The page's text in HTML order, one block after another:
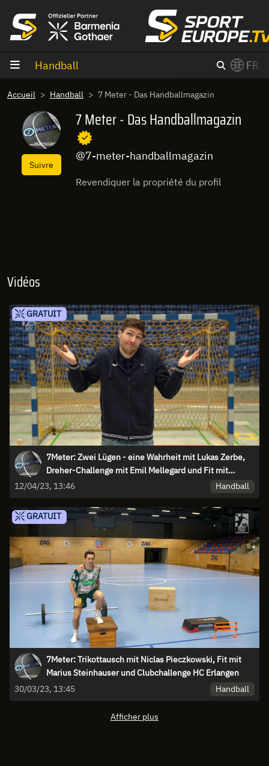
Handball FR
Switch to English?
Accueil Handball 7 Meter - Das Handballmagazin
Suivre
7 Meter - Das Handballmagazin
@7-meter-handballmagazin
Revendiquer la propriété du profil
Vidéos
GRATUIT
7Meter: Zwei Lügen - eine Wahrheit mit Lukas Zerbe,
Dreher-Challenge mit Emil Mellegard und Fit mit
Philipp Ahouansou
12/04/23, 13:46 Handball
GRATUIT
7Meter: Trikottausch mit Niclas Pieczkowski, Fit mit
Marius Steinhauser und Clubchallenge HC Erlangen
30/03/23, 13:45
Handball
Afficher plus